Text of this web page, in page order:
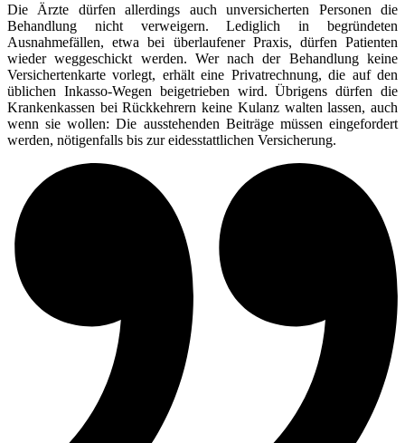
Die Ärzte dürfen allerdings auch unversicherten Personen die
Behandlung nicht verweigern. Lediglich in begründeten
Ausnahmefällen, etwa bei überlaufener Praxis, dürfen Patienten
wieder weggeschickt werden. Wer nach der Behandlung keine
Versichertenkarte vorlegt, erhält eine Privatrechnung, die auf den
üblichen Inkasso-Wegen beigetrieben wird. Übrigens dürfen die
Krankenkassen bei Rückkehrern keine Kulanz walten lassen, auch
wenn sie wollen: Die ausstehenden Beiträge müssen eingefordert
werden, nötigenfalls bis zur eidesstattlichen Versicherung.